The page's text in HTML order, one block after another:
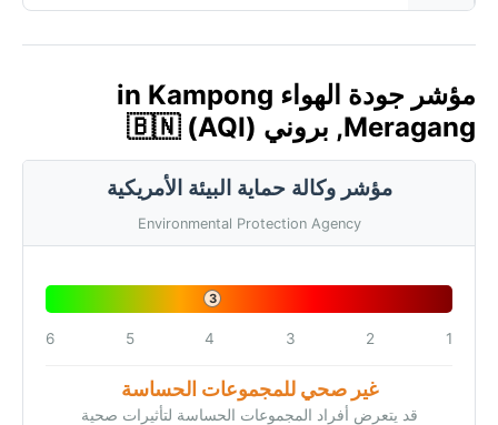
مؤشر جودة الهواء in Kampong
Meragang, بروني 🇧🇳 (AQI)
مؤشر وكالة حماية البيئة الأمريكية
Environmental Protection Agency
3
1
2
3
4
5
6
غير صحي للمجموعات الحساسة
قد يتعرض أفراد المجموعات الحساسة لتأثيرات صحية